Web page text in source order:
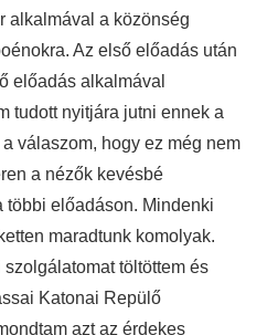
alkalmával a közönség
Az első előadás után
előadás alkalmával
tudott nyitjára jutni ennek a
válaszom, hogy ez még nem
a nézők kevésbé
többi előadáson. Mindenki
maradtunk komolyak.
töltöttem és
Katonai Repülő
azt az érdekes